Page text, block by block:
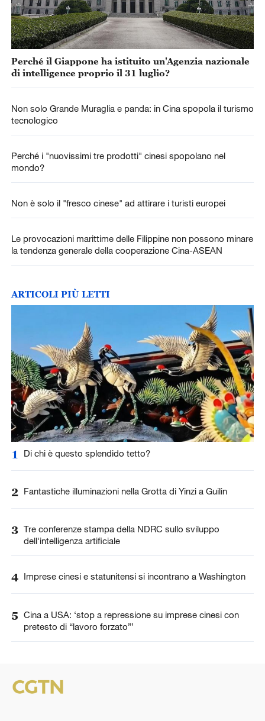
Perché il Giappone ha istituito un'Agenzia nazionale
di intelligence proprio il 31 luglio?
Non solo Grande Muraglia e panda: in Cina spopola il turismo
tecnologico
Perché i "nuovissimi tre prodotti" cinesi spopolano nel
mondo?
Non è solo il "fresco cinese" ad attirare i turisti europei
Le provocazioni marittime delle Filippine non possono minare
la tendenza generale della cooperazione Cina-ASEAN
ARTICOLI PIÙ LETTI
1 Di chi è questo splendido tetto?
2 Fantastiche illuminazioni nella Grotta di Yinzi a Guilin
3 Tre conferenze stampa della NDRC sullo sviluppo
dell'intelligenza artificiale
4 Imprese cinesi e statunitensi si incontrano a Washington
5 Cina a USA: ‘stop a repressione su imprese cinesi con
pretesto di “lavoro forzato”’